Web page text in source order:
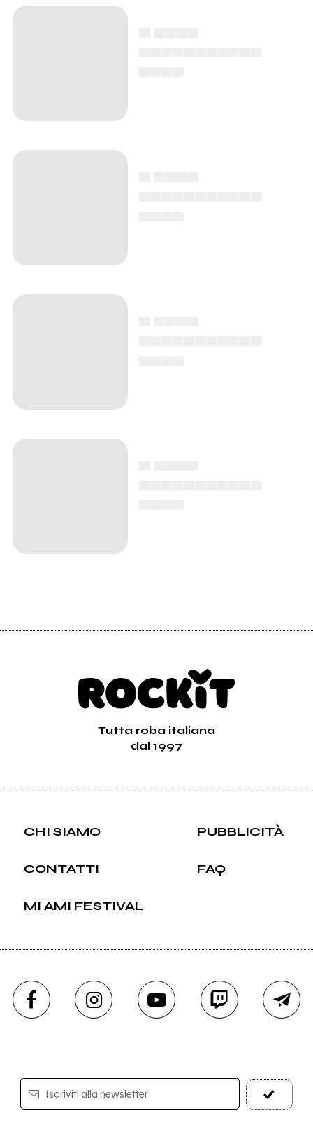
Tutta roba italiana
dal 1997
CHI SIAMO PUBBLICITÀ
CONTATTI FAQ
MI AMI FESTIVAL
Iscriviti alla newsletter